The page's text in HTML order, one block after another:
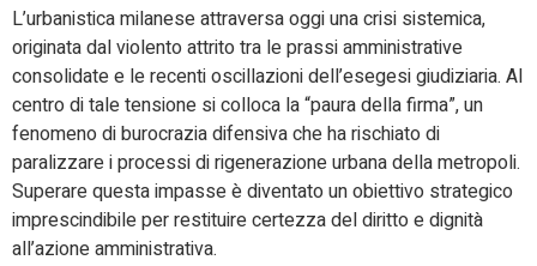
L’urbanistica milanese attraversa oggi una crisi sistemica,
originata dal violento attrito tra le prassi amministrative
consolidate e le recenti oscillazioni dell’esegesi giudiziaria. Al
centro di tale tensione si colloca la “paura della firma”, un
fenomeno di burocrazia difensiva che ha rischiato di
paralizzare i processi di rigenerazione urbana della metropoli.
Superare questa impasse è diventato un obiettivo strategico
imprescindibile per restituire certezza del diritto e dignità
all’azione amministrativa.